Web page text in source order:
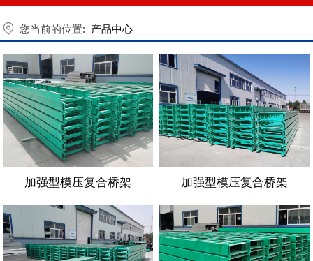
您当前的位置: 产品中心
加强型模压复合桥架 加强型模压复合桥架